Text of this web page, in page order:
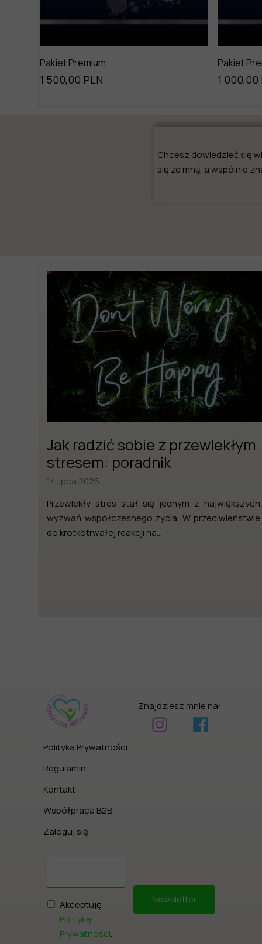
Pakiet Premium
1 500,00 PLN
Pakiet
1 000,00
Chcesz dowiedzieć się
się ze mną, a wspólnie
Jak radzić sobie z przewlekłym
stresem: poradnik
14 lipca 2025
Przewlekły stres stał się jednym z największych
wyzwań współczesnego życia. W przeciwieństwie
do krótkotrwałej reakcji na...
Współpraca B2B
Kontakt
Regulamin
Polityka Prywatności
Zaloguj się
Znajdziesz mnie na:
Akceptuję
Politykę
Prywatności.
Newsletter